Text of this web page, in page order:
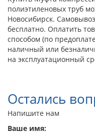
полиэтиленовых труб
Новосибирск.
бесплатно. Оплатить
способом (по
наличный или
на эксплуатационный
Остались
Напишите нам
Ваше имя: